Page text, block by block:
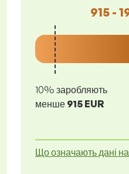
915 -
10% заробляють
менше 915 EUR
Що означають дані